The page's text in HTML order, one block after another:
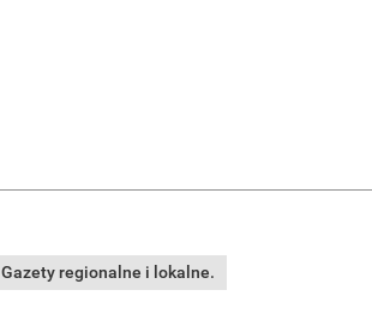
Gazety regionalne i lokalne.